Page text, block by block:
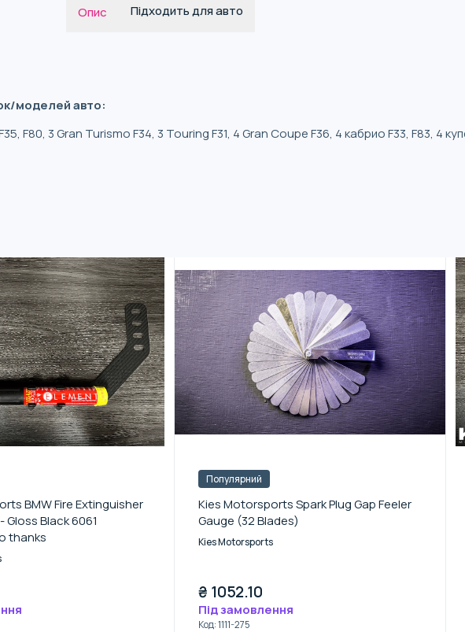
Опис Підходить для авто
моделей авто:
F35, F80, 3 Gran Turismo F34, 3 Touring F31, 4 Gran Coupe F36, 4 кабрио F33, F83, 4
BMW Fire Extinguisher
Black 6061
thanks
Популярний
Kies Motorsports Spark Plug Gap Feeler
Gauge (32 Blades)
Kies Motorsports
₴ 1052.10
Під замовлення
Код:1111-275